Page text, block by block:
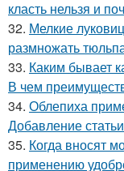
класть нельзя и
32. Мелкие
размножать
33. Каким бывает
В чем
34. Облепиха
Добавление
35. Когда вносят
применению